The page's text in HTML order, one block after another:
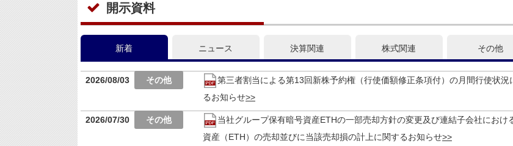
開示資料
新着 ニュース 決算関連 株式関連 その他
2026/08/03
第三者割当による第13回新株予約権（行使価額修正条項付）の月間行使状況
るお知らせ
2026/07/30
当社グループ保有暗号資産ETHの一部売却方針の変更及び連結子会社におけ
資産（ETH）の売却並びに当該売却損の計上に関するお知らせ